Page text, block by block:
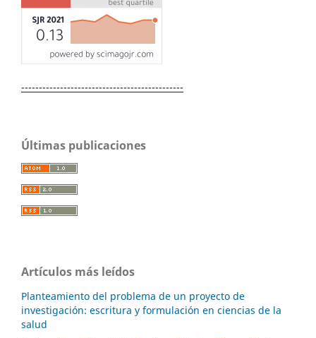
----------------------------------------------
Últimas publicaciones
Artículos más leídos
Planteamiento del problema de un proyecto de
investigación: escritura y formulación en ciencias de la
salud